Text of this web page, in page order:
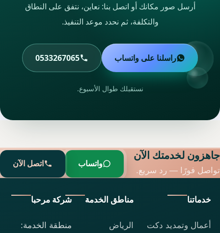
أرسل صور مكانك أو اتصل بنا: نعاين، نتفق على النطاق
والتكلفة، ثم نحدد موعد التنفيذ.
راسلنا على واتساب 0533267065
نستقبلك طوال الأسبوع.
جاهزون لخدمتك الآن
تواصل فورًا — رد سريع.
واتساب اتصل الآن
خدماتنا
أعمال وتمديد دكت
مناطق الخدمة
الرياض
شركة مرحبا
منطقة الخدمة: